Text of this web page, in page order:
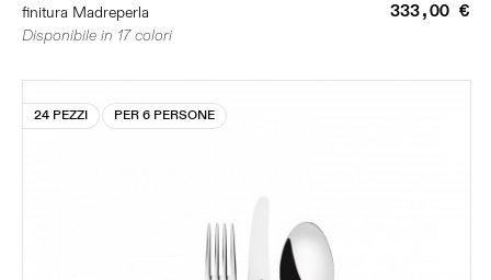
finitura Madreperla
333,00 €
Disponibile in 17 colori
24 PEZZI PER 6 PERSONE